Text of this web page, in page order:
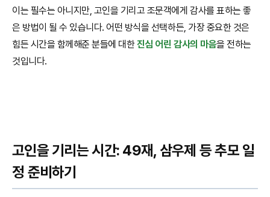
이는 필수는 아니지만, 고인을 기리고 조문객에게 감사를 표하는 좋
은 방법이 될 수 있습니다. 어떤 방식을 선택하든, 가장 중요한 것은
힘든 시간을 함께해준 분들에 대한진심 어린 감사의 마음을 전하는
것입니다.
고인을 기리는 시간: 49재, 삼우제 등 추모 일
정 준비하기